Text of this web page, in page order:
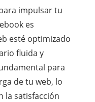
impulsar tu
es
esté optimizado
fluida y
para
de tu web, lo
la satisfacción